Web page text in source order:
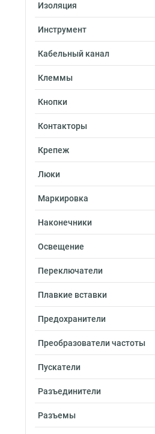
Изоляция
Инструмент
Кабельный канал
Клеммы
Кнопки
Контакторы
Крепеж
Люки
Маркировка
Наконечники
Освещение
Переключатели
Плавкие вставки
Предохранители
Преобразователи частоты
Пускатели
Разъединители
Разъемы